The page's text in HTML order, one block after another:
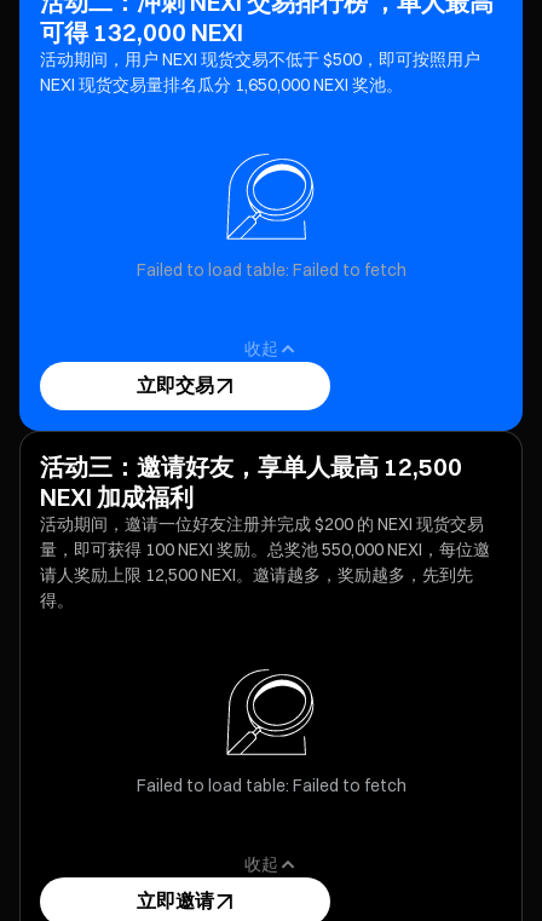
可得 132,000 NEXI
活动期间，用户 NEXI 现货交易不低于 $500，即可按照用户
NEXI 现货交易量排名瓜分 1,650,000 NEXI 奖池。
Failed to load table: Failed to fetch
收起
立即交易
活动三：邀请好友，享单人最高 12,500
NEXI 加成福利
活动期间，邀请一位好友注册并完成 $200 的 NEXI 现货交易
量，即可获得 100 NEXI 奖励。总奖池 550,000 NEXI，每位邀
请人奖励上限 12,500 NEXI。邀请越多，奖励越多，先到先
得。
Failed to load table: Failed to fetch
收起
立即邀请